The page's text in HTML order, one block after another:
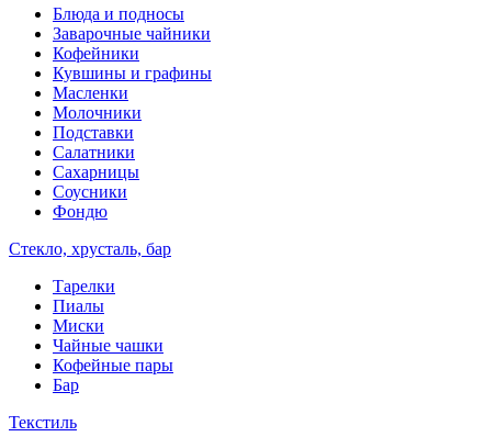
Блюда и подносы
Заварочные чайники
Кофейники
Кувшины и графины
Масленки
Молочники
Подставки
Салатники
Сахарницы
Соусники
Фондю
Стекло, хрусталь, бар
Тарелки
Пиалы
Миски
Чайные чашки
Кофейные пары
Бар
Текстиль